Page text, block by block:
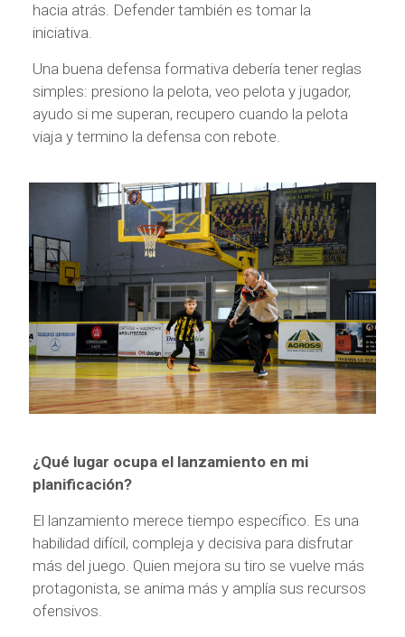
hacia atrás. Defender también es tomar la
iniciativa.
Una buena defensa formativa debería tener reglas
simples: presiono la pelota, veo pelota y jugador,
ayudo si me superan, recupero cuando la pelota
viaja y termino la defensa con rebote.
¿Qué lugar ocupa el lanzamiento en mi
planificación?
El lanzamiento merece tiempo específico. Es una
habilidad difícil, compleja y decisiva para disfrutar
más del juego. Quien mejora su tiro se vuelve más
protagonista, se anima más y amplía sus recursos
ofensivos.